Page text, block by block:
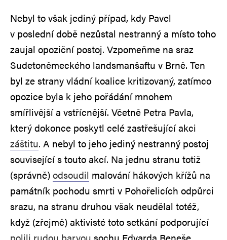
Nebyl to však jediný případ, kdy Pavel
v poslední době nezůstal nestranný a místo toho
zaujal opoziční postoj. Vzpomeňme na sraz
Sudetoněmeckého landsmanšaftu v Brně. Ten
byl ze strany vládní koalice kritizovaný, zatímco
opozice byla k jeho pořádání mnohem
smířlivější a vstřícnější. Včetně Petra Pavla,
který dokonce poskytl celé zastřešující akci
záštitu. A nebyl to jeho jediný nestranný postoj
související s touto akcí. Na jednu stranu totiž
(správně)odsoudil malování hákových křížů na
památník pochodu smrti v Pohořelicích odpůrci
srazu, na stranu druhou však neudělal totéž,
když (zřejmě) aktivisté toto setkání podporující